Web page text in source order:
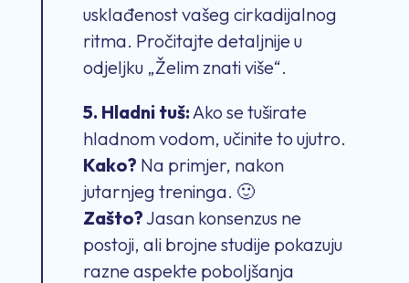
usklađenost vašeg cirkadijalnog
ritma. Pročitajte detaljnije u
odjeljku „Želim znati više“.
5. Hladni tuš:Ako se tuširate
hladnom vodom, učinite to ujutro.
Kako? Na primjer, nakon
jutarnjeg treninga. 🙂
Zašto?Jasan konsenzus ne
postoji, ali brojne studije pokazuju
razne aspekte poboljšanja